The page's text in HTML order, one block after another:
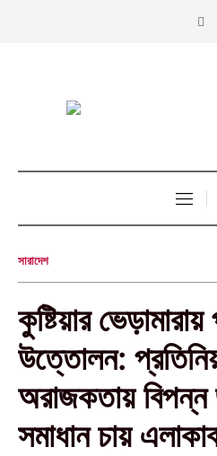
সারাদেশ
কুষ্টিয়ার
উত্তোলন:
অরাজকতায় বিপন্ন
সমাধান চায়